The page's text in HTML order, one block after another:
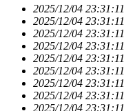
2025/12/04 23:31:11
2025/12/04 23:31:11
2025/12/04 23:31:11
2025/12/04 23:31:11
2025/12/04 23:31:11
2025/12/04 23:31:11
2025/12/04 23:31:11
2025/12/04 23:31:11
2025/12/04 23:31:11